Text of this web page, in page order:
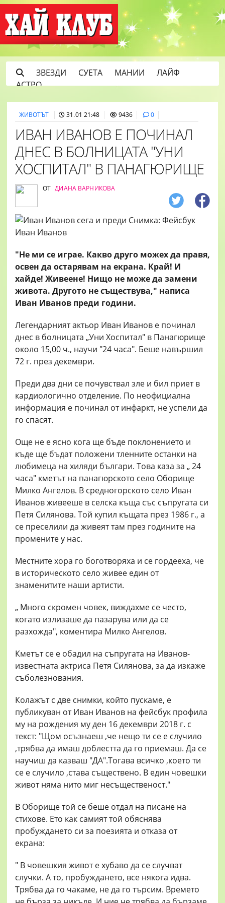
ЗВЕЗДИ СУЕТА МАНИИ
ЛАЙФ
АСТРО
ЖИВОТЪТ 31.01 21:48 9436 0
ИВАН ИВАНОВ Е ПОЧИНАЛ
ДНЕС В БОЛНИЦАТА "УНИ
ХОСПИТАЛ" В ПАНАГЮРИЩЕ
ОТ ДИАНА ВАРНИКОВА
"Не ми се играе. Какво друго можех да правя,
освен да остарявам на екрана. Край! И
хайде! Живеене! Нищо не може да замени
живота. Другото не съществува," написа
Иван Иванов преди години.
Легендарният актьор Иван Иванов е починал
днес в болницата „Уни Хоспитал" в Панагюрище
около 15,00 ч., научи "24 часа". Беше навършил
72 г. през декември.
Преди два дни се почувствал зле и бил приет в
кардиологично отделение. По неофициална
информация е починал от инфаркт, не успели да
го спасят.
Още не е ясно кога ще бъде поклонението и
къде ще бъдат положени тленните останки на
любимеца на хиляди българи. Това каза за „ 24
часа" кметът на панагюрското село Оборище
Милко Ангелов. В средногорското село Иван
Иванов живееше в селска къща със съпругата си
Петя Силянова. Той купил къщата през 1986 г., а
се преселили да живеят там през годините на
промените у нас.
Местните хора го боготворяха и се гордееха, че
в историческото село живее един от
знаменитите наши артисти.
„ Много скромен човек, виждахме се често,
когато излизаше да пазарува или да се
разхожда", коментира Милко Ангелов.
Кметът се е обадил на съпругата на Иванов-
известната актриса Петя Силянова, за да изкаже
съболезнования.
Колажът с две снимки, който пускаме, е
публикуван от Иван Иванов на фейсбук профила
му на рождения му ден 16 декември 2018 г. с
текст: "Щом осъзнаеш ,че нещо ти се е случило
,трябва да имаш доблестта да го приемаш. Да се
научиш да казваш "ДА".Тогава всичко ,което ти
се е случило ,става съществено. В един човешки
живот няма нито миг несъщественост."
В Оборище той се беше отдал на писане на
стихове. Ето как самият той обяснява
пробуждането си за поезията и отказа от
екрана:
" В човешкия живот е хубаво да се случват
случки. А то, пробуждането, все някога идва.
Трябва да го чакаме, не да го търсим. Времето